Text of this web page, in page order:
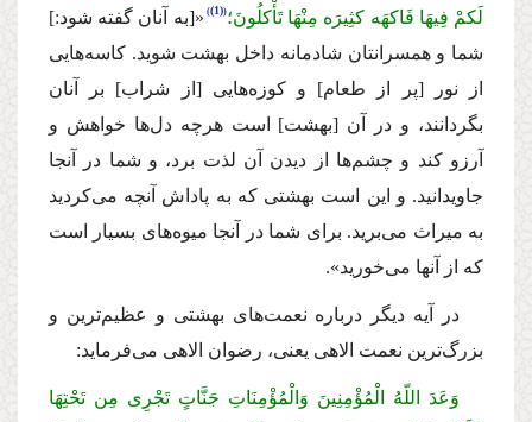
لَکمْ فِیهَا فَاکهَه کثِیرَه مِنْهَا تَأْکلُونَ؛ (1)
«[به آنان گفته شود:]
شما و همسرانتان شادمانه داخل بهشت شوید. کاسه‌هایی
از نور [پر از طعام] و کوزه‌هایی [از شراب] بر آنان
بگردانند، و در آن [بهشت] است هرچه دل‌ها خواهش و
آرزو کند و چشم‌ها از دیدن آن لذت برد، و شما در آنجا
جاویدانید. و این است بهشتی که به پاداش آنچه می‌کردید
به میراث می‌برید. برای شما در آنجا میوه‌های بسیار است
که از آنها می‌خورید».
در آیه دیگر درباره نعمت‌های بهشتی و عظیم‌ترین و
بزرگ‌ترین نعمت الاهی یعنی، رضوان الاهی می‌فرماید:
وَعَدَ اللّهُ الْمُؤْمِنِینَ وَالْمُؤْمِنَاتِ جَنَّاتٍ تَجْرِی مِن تَحْتِهَا